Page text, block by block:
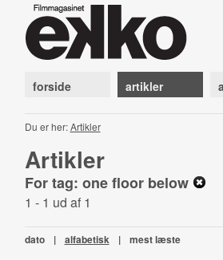
forside artikler
Du er her:Artikler
Artikler
For tag: one floor below
1 - 1 ud af 1
dato | alfabetisk | mest læste